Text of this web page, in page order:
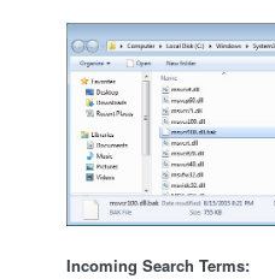
Incoming Search Terms: